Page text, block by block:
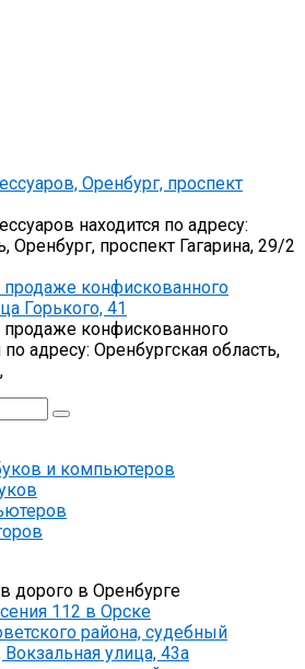
Оренбург, проспект
находится по адресу:
Оренбург, проспект Гагарина, 29/2
продаже конфискованного
Горького, 41
продаже конфискованного
адресу: Оренбургская область,
и компьютеров
112 в Орске
района, судебный
улица, 43а